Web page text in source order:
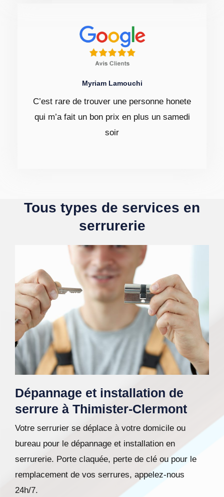
Myriam Lamouchi
C’est rare de trouver une personne honete
qui m’a fait un bon prix en plus un samedi
soir
Tous types de services en
serrurerie
Dépannage et installation de
serrure à Thimister-Clermont
Votre serrurier se déplace à votre domicile ou
bureau pour le dépannage et installation en
serrurerie. Porte claquée, perte de clé ou pour le
remplacement de vos serrures, appelez-nous
24h/7.